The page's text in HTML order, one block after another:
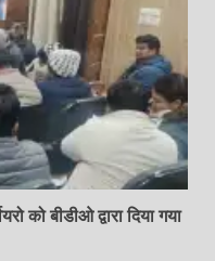
को बीडीओ द्वारा दिया गया